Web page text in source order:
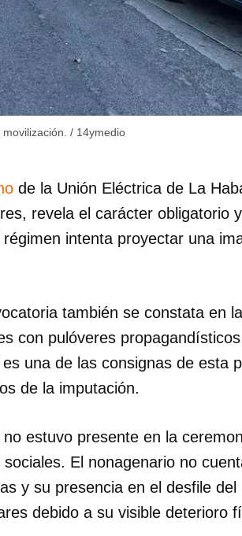
/ 14ymedio
de la Unión Eléctrica de La
revela el carácter obligatorio
intenta proyectar una
también se constata en
con pulóveres
una de las consignas de esta
de la imputación.
estuvo presente en la
El nonagenario no
y su presencia en el desfile
debido a su visible deterioro